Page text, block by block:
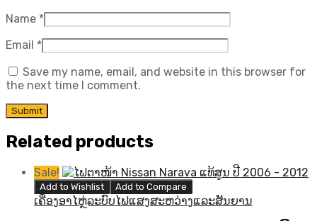
Name *
Email *
Save my name, email, and website in this browser for
the next time I comment.
Related products
Sale!
Add to Wishlist Add to Compare
ເຄື່ອງອາໄຫຼ່ລະບົບໄຟແສງສະຫວ່າງແລະສັນຍານ